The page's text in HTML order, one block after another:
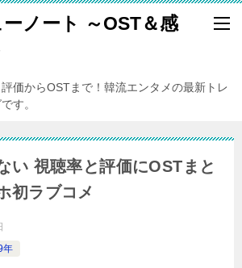
ノート ～OST＆感
価からOSTまで！韓流エンタメの最新トレ
す。
い 視聴率と評価にOSTまと
初ラブコメ
年